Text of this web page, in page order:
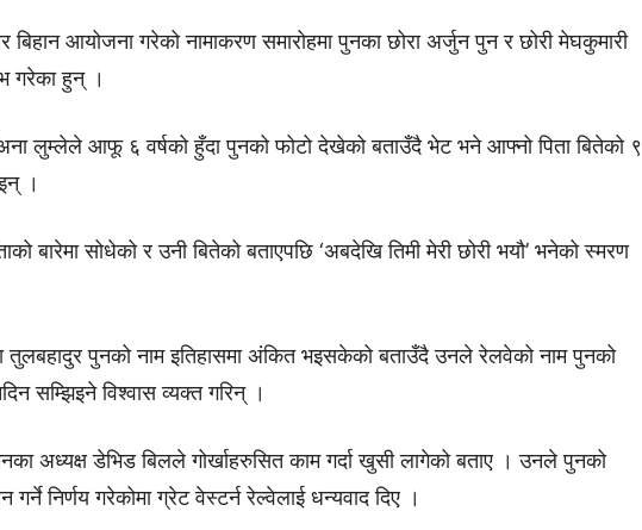
बिहान आयोजना गरेको नामाकरण समारोहमा पुनका छोरा अर्जुन पुन र छोरी मेघकुमारी
गरेका हुन् ।
लुम्लेले आफू ६ वर्षको हुँदा पुनको फोटो देखेको बताउँदै भेट भने आफ्नो पिता बितेको ९
।
बारेमा सोधेको र उनी बितेको बताएपछि ‘अबदेखि तिमी मेरी छोरी भयौ’ भनेको स्मरण
तुलबहादुर पुनको नाम इतिहासमा अंकित भइसकेको बताउँदै उनले रेलवेको नाम पुनको
सम्झिइने विश्वास व्यक्त गरिन् ।
अध्यक्ष डेभिड बिलले गोर्खाहरुसित काम गर्दा खुसी लागेको बताए । उनले पुनको
निर्णय गरेकोमा ग्रेट वेस्टर्न रेल्वेलाई धन्यवाद दिए ।